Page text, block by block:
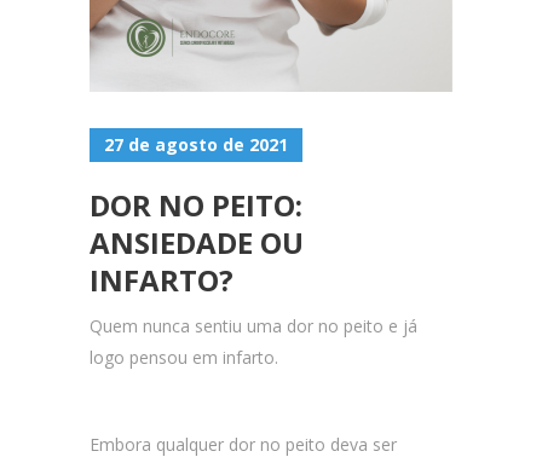
27 de agosto de 2021
DOR NO PEITO:
ANSIEDADE OU
INFARTO?
Quem nunca sentiu uma dor no peito e já
logo pensou em infarto.
Embora qualquer dor no peito deva ser